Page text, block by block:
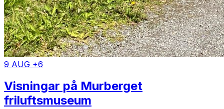
9 AUG +6
Visningar på Murberget
friluftsmuseum